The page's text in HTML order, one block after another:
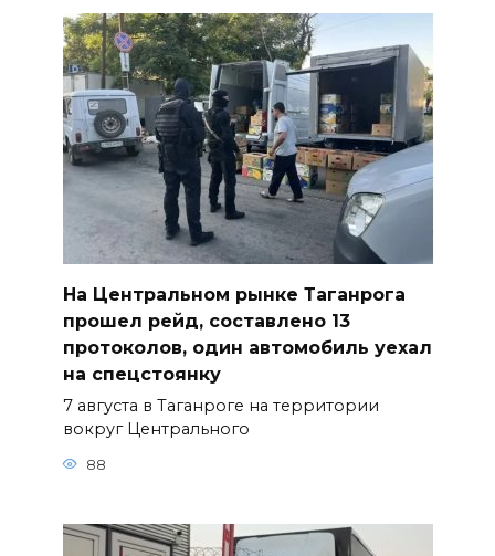
На Центральном рынке Таганрога
прошел рейд, составлено 13
протоколов, один автомобиль уехал
на спецстоянку
7 августа в Таганроге на территории
вокруг Центрального
88